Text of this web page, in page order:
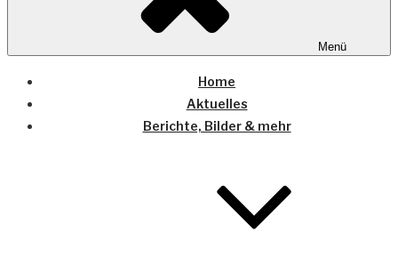
Menü
Home
Aktuelles
Berichte, Bilder & mehr